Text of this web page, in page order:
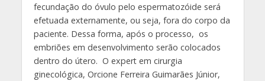
fecundação do óvulo pelo espermatozóide será
efetuada externamente, ou seja, fora do corpo da
paciente. Dessa forma, após o processo, os
embriões em desenvolvimento serão colocados
dentro do útero. O expert em cirurgia
ginecológica, Orcione Ferreira Guimarães Júnior,